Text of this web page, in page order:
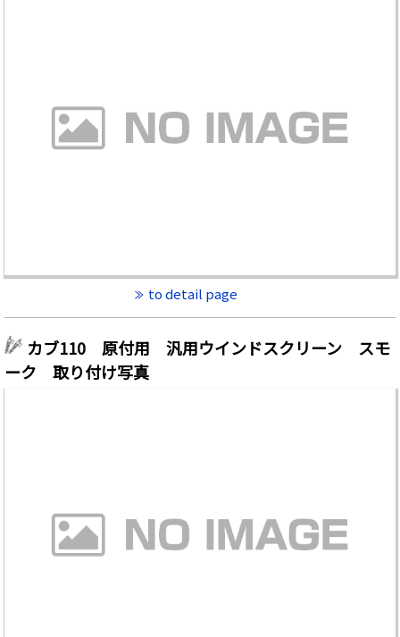
to detail page
カブ110 原付用 汎用ウインドスクリーン スモ
ーク 取り付け写真